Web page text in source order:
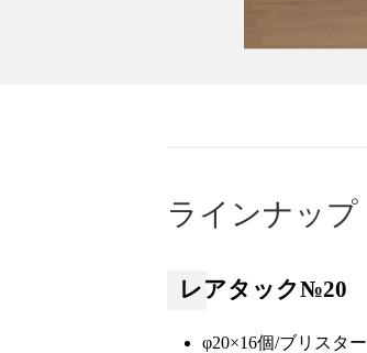
ラインナップ
レアタック№20
φ20×16個/ブリスター